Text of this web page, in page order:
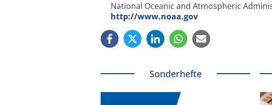
National Oceanic and Atmospheric
http://www.noaa.gov
Sonderhefte